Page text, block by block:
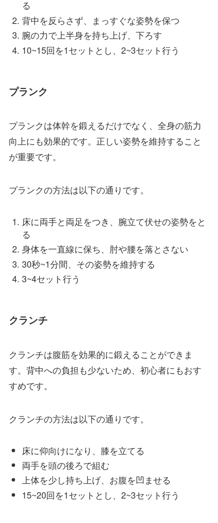
る
背中を反らさず、まっすぐな姿勢を保つ
腕の力で上半身を持ち上げ、下ろす
10~15回を1セットとし、2~3セット行う
プランク
プランクは体幹を鍛えるだけでなく、全身の筋力
向上にも効果的です。正しい姿勢を維持すること
が重要です。
プランクの方法は以下の通りです。
床に両手と両足をつき、腕立て伏せの姿勢をと
る
身体を一直線に保ち、肘や腰を落とさない
30秒~1分間、その姿勢を維持する
3~4セット行う
クランチ
クランチは腹筋を効果的に鍛えることができま
す。背中への負担も少ないため、初心者にもおす
すめです。
クランチの方法は以下の通りです。
床に仰向けになり、膝を立てる
両手を頭の後ろで組む
上体を少し持ち上げ、お腹を凹ませる
15~20回を1セットとし、2~3セット行う